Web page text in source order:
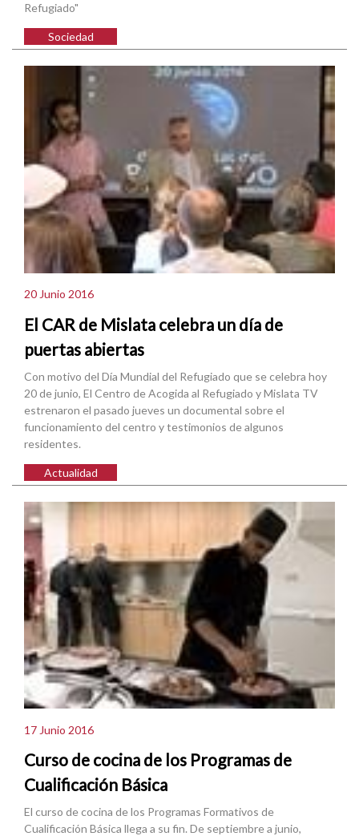
Refugiado"
Sociedad
20 Junio 2016
El CAR de Mislata celebra un día de
puertas abiertas
Con motivo del Día Mundial del Refugiado que se celebra hoy
20 de junio, El Centro de Acogida al Refugiado y Mislata TV
estrenaron el pasado jueves un documental sobre el
funcionamiento del centro y testimonios de algunos
residentes.
Actualidad
17 Junio 2016
Curso de cocina de los Programas de
Cualificación Básica
El curso de cocina de los Programas Formativos de
Cualificación Básica llega a su fin. De septiembre a junio,